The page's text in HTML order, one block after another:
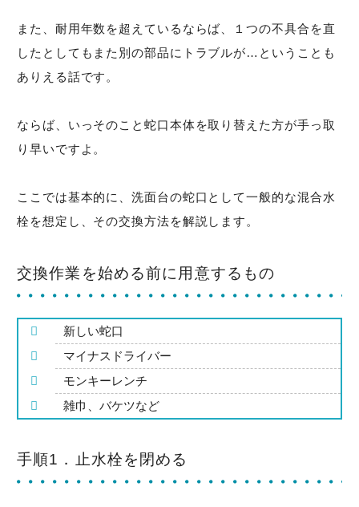
また、耐用年数を超えているならば、１つの不具合を直
したとしてもまた別の部品にトラブルが…ということも
ありえる話です。
ならば、いっそのこと蛇口本体を取り替えた方が手っ取
り早いですよ。
ここでは基本的に、洗面台の蛇口として一般的な混合水
栓を想定し、その交換方法を解説します。
交換作業を始める前に用意するもの
新しい蛇口
マイナスドライバー
モンキーレンチ
雑巾、バケツなど
手順1．止水栓を閉める